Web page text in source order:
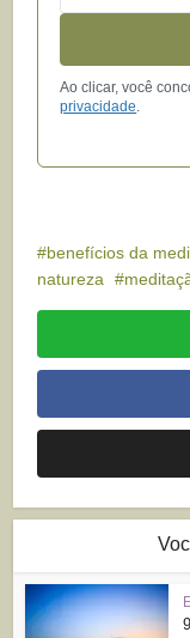
Ao clicar, você
privacidade.
benefícios da
natureza